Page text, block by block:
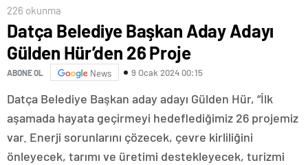
226 okunma
Datça Belediye Başkan Aday Adayı
Gülden Hür’den 26 Proje
ABONE OL News 9 Ocak 2024 00:15
Datça Belediye Başkan aday adayı Gülden Hür, “İlk
aşamada hayata geçirmeyi hedeflediğimiz 26 projemiz
var. Enerji sorunlarını çözecek, çevre kirliliğini
önleyecek, tarımı ve üretimi destekleyecek, turizmi